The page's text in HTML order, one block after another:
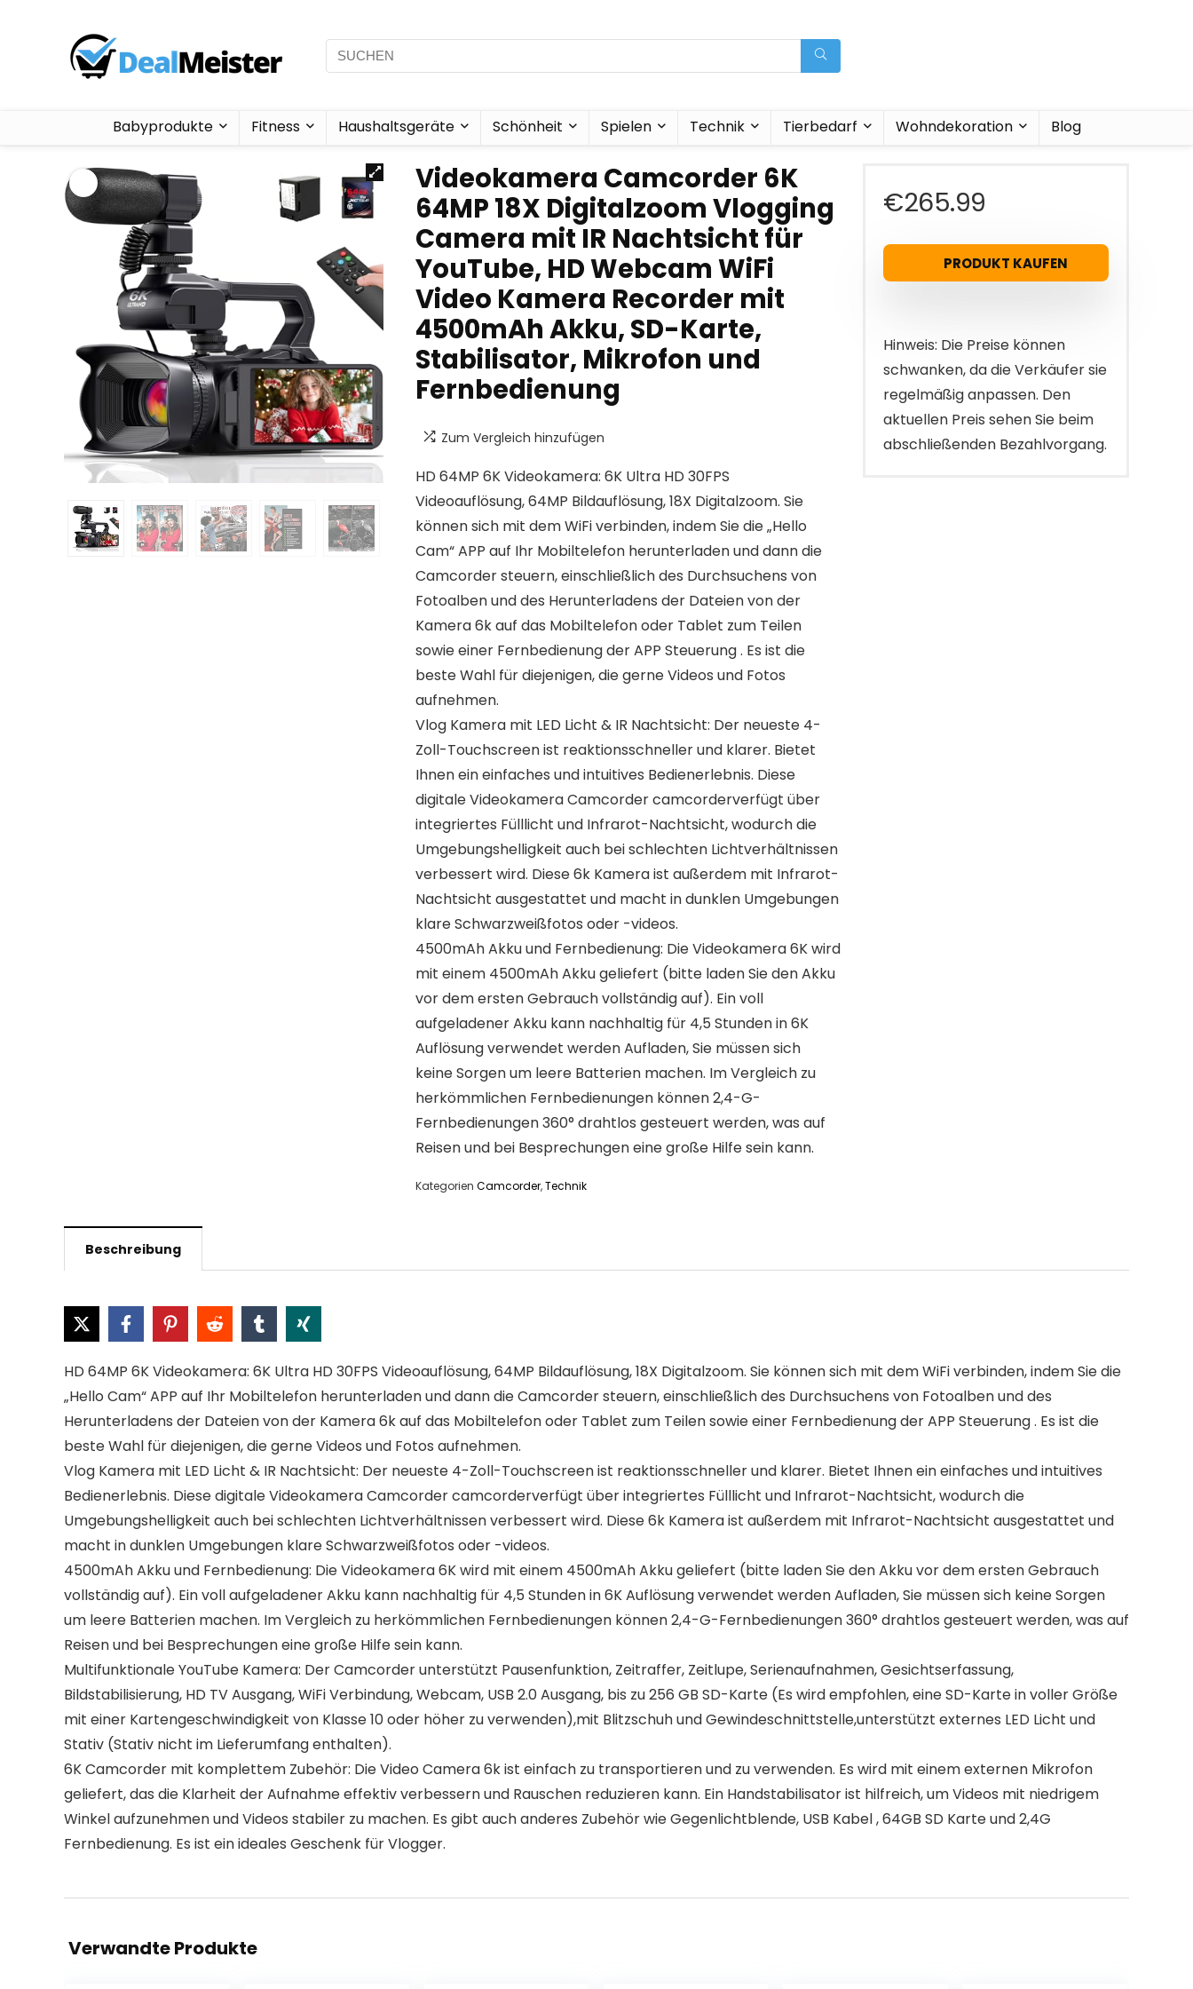
Babyprodukte Fitness Haushaltsgeräte Schönheit Spielen Technik Tierbedarf Wohndekoration Blog
Videokamera Camcorder 6K
64MP 18X Digitalzoom Vlogging
Camera mit IR Nachtsicht für
YouTube, HD Webcam WiFi
Video Kamera Recorder mit
4500mAh Akku, SD-Karte,
Stabilisator, Mikrofon und
Fernbedienung
Zum Vergleich hinzufügen
HD 64MP 6K Videokamera: 6K Ultra HD 30FPS
Videoauflösung, 64MP Bildauflösung, 18X Digitalzoom. Sie
können sich mit dem WiFi verbinden, indem Sie die „Hello
Cam“ APP auf Ihr Mobiltelefon herunterladen und dann die
Camcorder steuern, einschließlich des Durchsuchens von
Fotoalben und des Herunterladens der Dateien von der
Kamera 6k auf das Mobiltelefon oder Tablet zum Teilen
sowie einer Fernbedienung der APP Steuerung . Es ist die
beste Wahl für diejenigen, die gerne Videos und Fotos
aufnehmen.
Vlog Kamera mit LED Licht & IR Nachtsicht: Der neueste 4-
Zoll-Touchscreen ist reaktionsschneller und klarer. Bietet
Ihnen ein einfaches und intuitives Bedienerlebnis. Diese
digitale Videokamera Camcorder camcorderverfügt über
integriertes Fülllicht und Infrarot-Nachtsicht, wodurch die
Umgebungshelligkeit auch bei schlechten Lichtverhältnissen
verbessert wird. Diese 6k Kamera ist außerdem mit Infrarot-
Nachtsicht ausgestattet und macht in dunklen Umgebungen
klare Schwarzweißfotos oder -videos.
4500mAh Akku und Fernbedienung: Die Videokamera 6K wird
mit einem 4500mAh Akku geliefert (bitte laden Sie den Akku
vor dem ersten Gebrauch vollständig auf). Ein voll
aufgeladener Akku kann nachhaltig für 4,5 Stunden in 6K
Auflösung verwendet werden Aufladen, Sie müssen sich
keine Sorgen um leere Batterien machen. Im Vergleich zu
herkömmlichen Fernbedienungen können 2,4-G-
Fernbedienungen 360° drahtlos gesteuert werden, was auf
Reisen und bei Besprechungen eine große Hilfe sein kann.
Kategorien Camcorder,Technik
€265.99
PRODUKT KAUFEN
Hinweis: Die Preise können
schwanken, da die Verkäufer sie
regelmäßig anpassen. Den
aktuellen Preis sehen Sie beim
abschließenden Bezahlvorgang.
Beschreibung
HD 64MP 6K Videokamera: 6K Ultra HD 30FPS Videoauflösung, 64MP Bildauflösung, 18X Digitalzoom. Sie können sich mit dem WiFi verbinden, indem Sie die
„Hello Cam“ APP auf Ihr Mobiltelefon herunterladen und dann die Camcorder steuern, einschließlich des Durchsuchens von Fotoalben und des
Herunterladens der Dateien von der Kamera 6k auf das Mobiltelefon oder Tablet zum Teilen sowie einer Fernbedienung der APP Steuerung . Es ist die
beste Wahl für diejenigen, die gerne Videos und Fotos aufnehmen.
Vlog Kamera mit LED Licht & IR Nachtsicht: Der neueste 4-Zoll-Touchscreen ist reaktionsschneller und klarer. Bietet Ihnen ein einfaches und intuitives
Bedienerlebnis. Diese digitale Videokamera Camcorder camcorderverfügt über integriertes Fülllicht und Infrarot-Nachtsicht, wodurch die
Umgebungshelligkeit auch bei schlechten Lichtverhältnissen verbessert wird. Diese 6k Kamera ist außerdem mit Infrarot-Nachtsicht ausgestattet und
macht in dunklen Umgebungen klare Schwarzweißfotos oder -videos.
4500mAh Akku und Fernbedienung: Die Videokamera 6K wird mit einem 4500mAh Akku geliefert (bitte laden Sie den Akku vor dem ersten Gebrauch
vollständig auf). Ein voll aufgeladener Akku kann nachhaltig für 4,5 Stunden in 6K Auflösung verwendet werden Aufladen, Sie müssen sich keine Sorgen
um leere Batterien machen. Im Vergleich zu herkömmlichen Fernbedienungen können 2,4-G-Fernbedienungen 360° drahtlos gesteuert werden, was auf
Reisen und bei Besprechungen eine große Hilfe sein kann.
Multifunktionale YouTube Kamera: Der Camcorder unterstützt Pausenfunktion, Zeitraffer, Zeitlupe, Serienaufnahmen, Gesichtserfassung,
Bildstabilisierung, HD TV Ausgang, WiFi Verbindung, Webcam, USB 2.0 Ausgang, bis zu 256 GB SD-Karte (Es wird empfohlen, eine SD-Karte in voller Größe
mit einer Kartengeschwindigkeit von Klasse 10 oder höher zu verwenden),mit Blitzschuh und Gewindeschnittstelle,unterstützt externes LED Licht und
Stativ (Stativ nicht im Lieferumfang enthalten).
6K Camcorder mit komplettem Zubehör: Die Video Camera 6k ist einfach zu transportieren und zu verwenden. Es wird mit einem externen Mikrofon
geliefert, das die Klarheit der Aufnahme effektiv verbessern und Rauschen reduzieren kann. Ein Handstabilisator ist hilfreich, um Videos mit niedrigem
Winkel aufzunehmen und Videos stabiler zu machen. Es gibt auch anderes Zubehör wie Gegenlichtblende, USB Kabel , 64GB SD Karte und 2,4G
Fernbedienung. Es ist ein ideales Geschenk für Vlogger.
Verwandte Produkte